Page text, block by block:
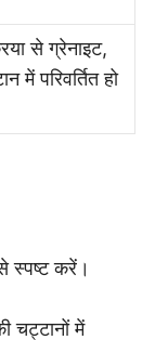
से ग्रेनाइट,
में परिवर्तित हो
स्पष्ट करें।
चट्टानों में